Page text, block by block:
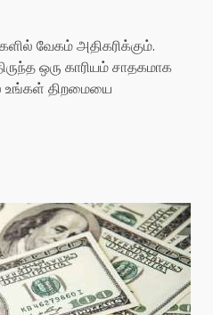
வேகம் அதிகரிக்கும்.
ஒரு காரியம் சாதகமாக
உங்கள் திறமையை